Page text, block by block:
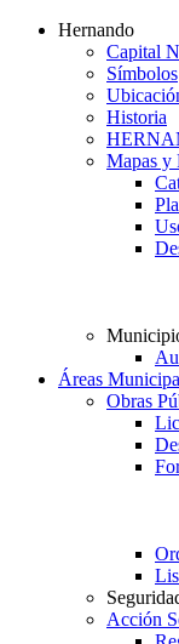
Hernando
Capital
Símbolos
Historia
Mapas y
Áreas
Obras
Acción